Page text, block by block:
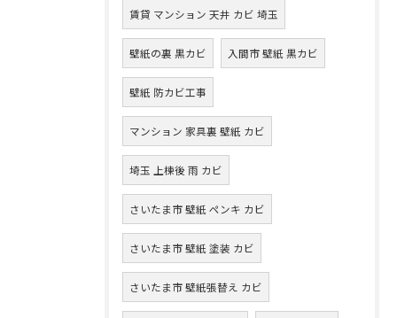
賃貸 マンション 天井 カビ 埼玉
壁紙の裏 黒カビ 入間市 壁紙 黒カビ
壁紙 防カビ工事
マンション 家具裏 壁紙 カビ
埼玉 上棟後 雨 カビ
さいたま市 壁紙 ペンキ カビ
さいたま市 壁紙 塗装 カビ
さいたま市 壁紙張替え カビ